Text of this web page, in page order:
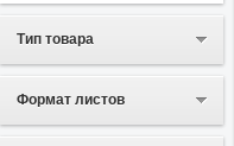
Тип товара
Формат листов